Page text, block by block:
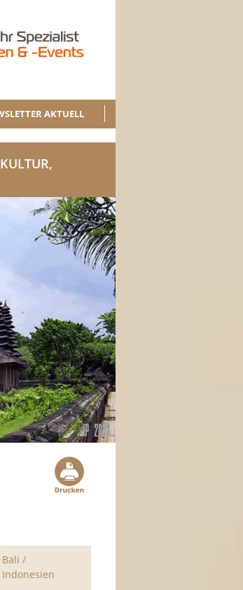
AKTUELL
Bali /
Indonesien